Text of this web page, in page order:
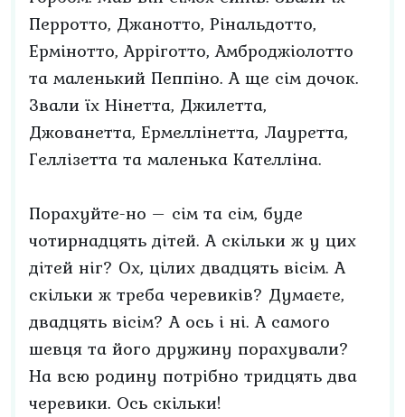
Перротто, Джанотто, Рінальдотто,
Ермінотто, Арріготто, Амброджіолотто
та маленький Пеппіно. А ще сім дочок.
Звали їх Нінетта, Джилетта,
Джованетта, Ермеллінетта, Лауретта,
Геллізетта та маленька Кателліна.
Порахуйте-но – сім та сім, буде
чотирнадцять дітей. А скільки ж у цих
дітей ніг? Ох, цілих двадцять вісім. А
скільки ж треба черевиків? Думаєте,
двадцять вісім? А ось і ні. А самого
шевця та його дружину порахували?
На всю родину потрібно тридцять два
черевики. Ось скільки!